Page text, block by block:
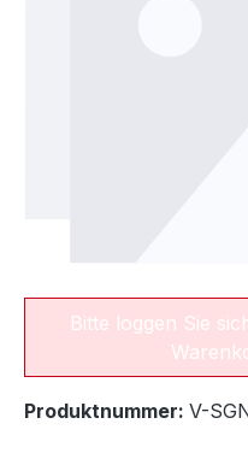
Bitte loggen Sie
Produktnummer: V-